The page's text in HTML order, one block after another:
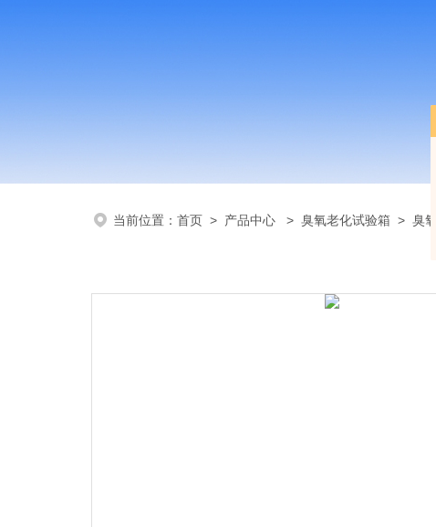
当前位置： 首页 > 产品中心 > 臭氧老化试验箱 > 臭